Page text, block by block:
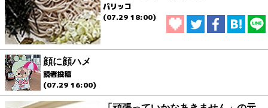
パリッコ
(07.29 18:00)
顔に顔ハメ
読者投稿
(07.29 16:00)